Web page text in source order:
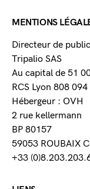
MENTIONS
Directeur de
Tripalio SAS
Au capital de 51
RCS Lyon 808
Hébergeur : OVH
2 rue kellermann
BP 80157
59053 ROUBAIX
+33